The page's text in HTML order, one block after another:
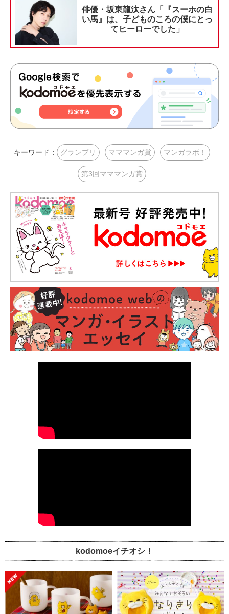
俳優・坂東龍汰さん「『スーホの白
い馬』は、子どものころの僕にとっ
てヒーローでした」
キーワード： グランプリ マママンガ賞 マンガラボ！
第3回マママンガ賞
kodomoeイチオシ！